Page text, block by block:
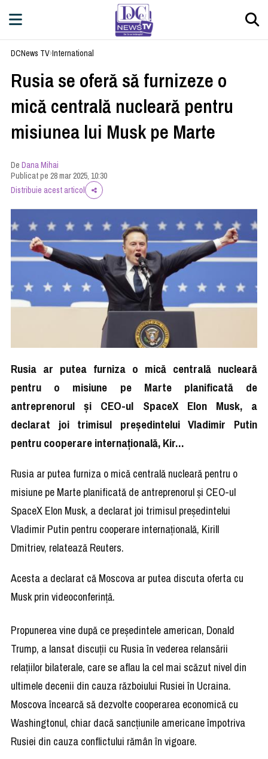
DCNews TV›International
Rusia se oferă să furnizeze o
mică centrală nucleară pentru
misiunea lui Musk pe Marte
DeDana Mihai
Publicat pe 28 mar 2025, 10:30
Distribuie acest articol
Rusia ar putea furniza o mică centrală nucleară
pentru o misiune pe Marte planificată de
antreprenorul şi CEO-ul SpaceX Elon Musk, a
declarat joi trimisul preşedintelui Vladimir Putin
pentru cooperare internaţională, Kir…
Rusia ar putea furniza o mică centrală nucleară pentru o
misiune pe Marte planificată de antreprenorul şi CEO-ul
SpaceX Elon Musk, a declarat joi trimisul preşedintelui
Vladimir Putin pentru cooperare internaţională, Kirill
Dmitriev, relatează Reuters.
Acesta a declarat că Moscova ar putea discuta oferta cu
Musk prin videoconferinţă.
Propunerea vine după ce preşedintele american, Donald
Trump, a lansat discuţii cu Rusia în vederea relansării
relaţiilor bilaterale, care se aflau la cel mai scăzut nivel din
ultimele decenii din cauza războiului Rusiei în Ucraina.
Moscova încearcă să dezvolte cooperarea economică cu
Washingtonul, chiar dacă sancţiunile americane împotriva
Rusiei din cauza conflictului rămân în vigoare.